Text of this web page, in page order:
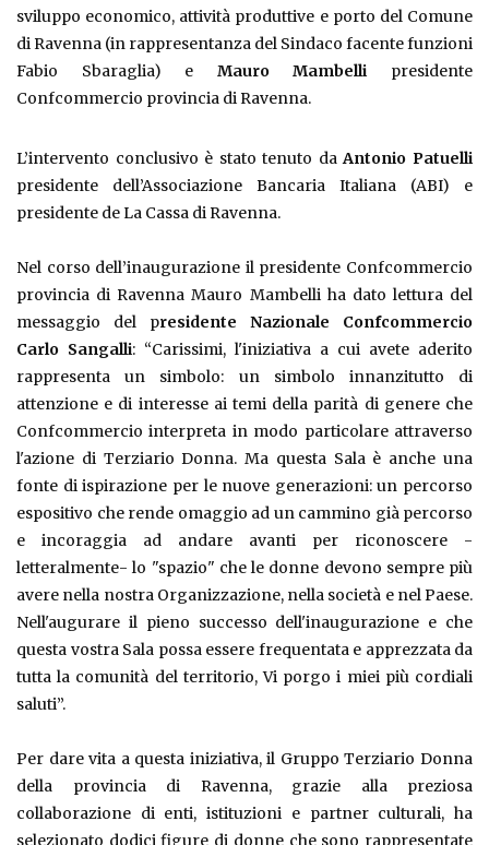
sviluppo economico, attività produttive e porto del Comune
di Ravenna (in rappresentanza del Sindaco facente funzioni
Fabio Sbaraglia) e Mauro Mambelli presidente
Confcommercio provincia di Ravenna.
L’intervento conclusivo è stato tenuto daAntonio Patuelli
presidente dell’Associazione Bancaria Italiana (ABI) e
presidente de La Cassa di Ravenna.
Nel corso dell’inaugurazione il presidente Confcommercio
provincia di Ravenna Mauro Mambelli ha dato lettura del
messaggio del presidente Nazionale Confcommercio
Carlo Sangalli: “Carissimi, l'iniziativa a cui avete aderito
rappresenta un simbolo: un simbolo innanzitutto di
attenzione e di interesse ai temi della parità di genere che
Confcommercio interpreta in modo particolare attraverso
l'azione di Terziario Donna. Ma questa Sala è anche una
fonte di ispirazione per le nuove generazioni: un percorso
espositivo che rende omaggio ad un cammino già percorso
e incoraggia ad andare avanti per riconoscere -
letteralmente- lo "spazio" che le donne devono sempre più
avere nella nostra Organizzazione, nella società e nel Paese.
Nell'augurare il pieno successo dell'inaugurazione e che
questa vostra Sala possa essere frequentata e apprezzata da
tutta la comunità del territorio, Vi porgo i miei più cordiali
saluti”.
Per dare vita a questa iniziativa, il Gruppo Terziario Donna
della provincia di Ravenna, grazie alla preziosa
collaborazione di enti, istituzioni e partner culturali, ha
selezionato dodici figure di donne che sono rappresentate